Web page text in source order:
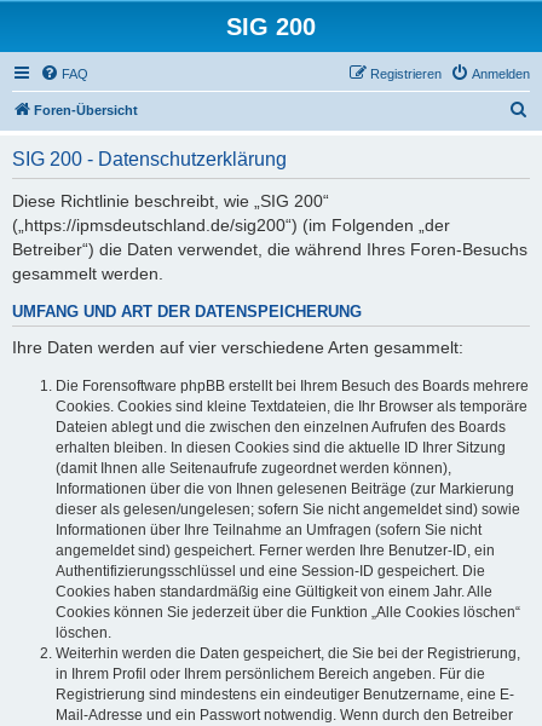
SIG 200
FAQ Anmelden
Registrieren
Foren-Übersicht
SIG 200 - Datenschutzerklärung
Diese Richtlinie beschreibt, wie „SIG 200“
(„https://ipmsdeutschland.de/sig200“) (im Folgenden „der
Betreiber“) die Daten verwendet, die während Ihres Foren-Besuchs
gesammelt werden.
UMFANG UND ART DER DATENSPEICHERUNG
Ihre Daten werden auf vier verschiedene Arten gesammelt:
Die Forensoftware phpBB erstellt bei Ihrem Besuch des Boards mehrere
Cookies. Cookies sind kleine Textdateien, die Ihr Browser als temporäre
Dateien ablegt und die zwischen den einzelnen Aufrufen des Boards
erhalten bleiben. In diesen Cookies sind die aktuelle ID Ihrer Sitzung
(damit Ihnen alle Seitenaufrufe zugeordnet werden können),
Informationen über die von Ihnen gelesenen Beiträge (zur Markierung
dieser als gelesen/ungelesen; sofern Sie nicht angemeldet sind) sowie
Informationen über Ihre Teilnahme an Umfragen (sofern Sie nicht
angemeldet sind) gespeichert. Ferner werden Ihre Benutzer-ID, ein
Authentifizierungsschlüssel und eine Session-ID gespeichert. Die
Cookies haben standardmäßig eine Gültigkeit von einem Jahr. Alle
Cookies können Sie jederzeit über die Funktion „Alle Cookies löschen“
löschen.
Weiterhin werden die Daten gespeichert, die Sie bei der Registrierung,
in Ihrem Profil oder Ihrem persönlichem Bereich angeben. Für die
Registrierung sind mindestens ein eindeutiger Benutzername, eine E-
Mail-Adresse und ein Passwort notwendig. Wenn durch den Betreiber